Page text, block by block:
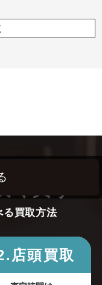
く買う！
る買取方法
店頭買取